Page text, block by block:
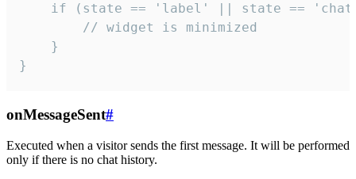
if (state == 'label' || state ==
        // widget is minimized
    }
}
onMessageSent#
Executed when a visitor sends the first message. It will be performed
only if there is no chat history.